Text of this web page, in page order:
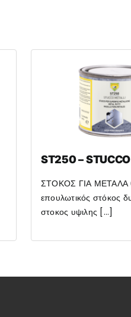
ST250 –
ΣΤΟΚΟΣ ΓΙΑ ΜΕΤΑΛΑ
επουλωτικός στόκος
στοκος υψιλης [...]